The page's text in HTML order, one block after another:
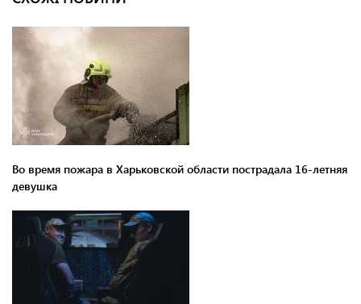
Во время пожара в Харьковской области пострадала 16-летняя
девушка